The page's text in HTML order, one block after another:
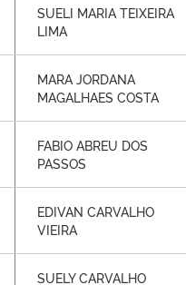
SUELI MARIA TEIXEIRA
LIMA
MARA JORDANA
MAGALHAES COSTA
FABIO ABREU DOS
PASSOS
EDIVAN CARVALHO
VIEIRA
SUELY CARVALHO